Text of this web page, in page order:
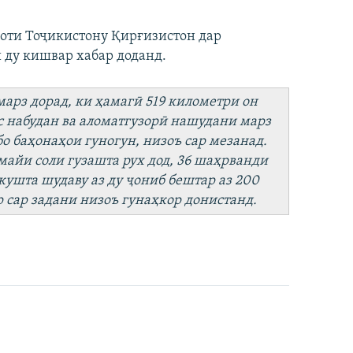
Тоҷикистону Қирғизистон дар
ду кишвар хабар доданд.
дорад, ки ҳамагӣ 519 километри он
ва аломатгузорӣ нашудани марз
гуногун, низоъ сар мезанад.
соли гузашта рух дод, 36 шаҳрванди
шудаву аз ду ҷониб бештар аз 200
задани низоъ гунаҳкор донистанд.